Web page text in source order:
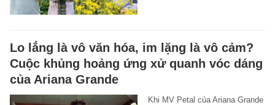
Lo lắng là vô văn hóa, im lặng là vô cảm?
Cuộc khủng hoảng ứng xử quanh vóc dáng
của Ariana Grande
Khi MV Petal của Ariana Grande